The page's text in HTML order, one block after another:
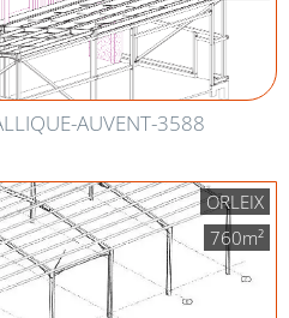
AUVENT-3588
ORLEIX
760m²